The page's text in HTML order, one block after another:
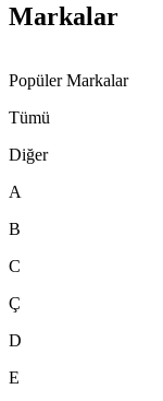
Markalar
Popüler Markalar
Tümü
Diğer
A
B
C
Ç
D
E